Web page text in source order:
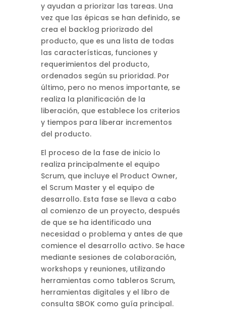
y ayudan a priorizar las tareas. Una
vez que las épicas se han definido, se
crea el backlog priorizado del
producto, que es una lista de todas
las características, funciones y
requerimientos del producto,
ordenados según su prioridad. Por
último, pero no menos importante, se
realiza la planificación de la
liberación, que establece los criterios
y tiempos para liberar incrementos
del producto.
El proceso de la fase de inicio lo
realiza principalmente el equipo
Scrum, que incluye el Product Owner,
el Scrum Master y el equipo de
desarrollo. Esta fase se lleva a cabo
al comienzo de un proyecto, después
de que se ha identificado una
necesidad o problema y antes de que
comience el desarrollo activo. Se hace
mediante sesiones de colaboración,
workshops y reuniones, utilizando
herramientas como tableros Scrum,
herramientas digitales y el libro de
consulta SBOK como guía principal.